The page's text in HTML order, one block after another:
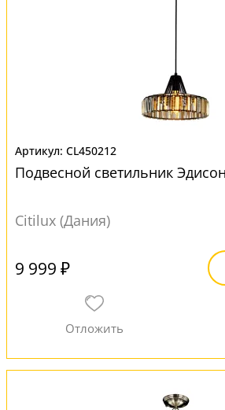
CL450212
Подвесной светильник
Citilux (Дания)
9 999 ₽